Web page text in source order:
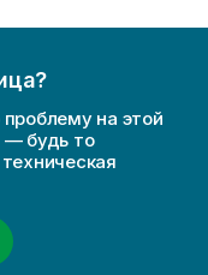
на этой
— будь то